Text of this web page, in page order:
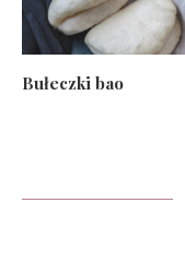
Bułeczki bao